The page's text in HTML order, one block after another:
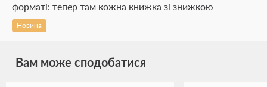
форматі: тепер там кожна книжка зі знижкою
Новина
Вам може сподобатися